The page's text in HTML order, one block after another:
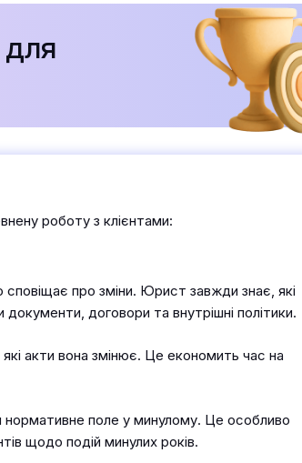
роботу з клієнтами:
про зміни. Юрист завжди знає, які
договори та внутрішні політики.
акти вона змінює. Це економить час на
нормативне поле у минулому. Це особливо
щодо подій минулих років.